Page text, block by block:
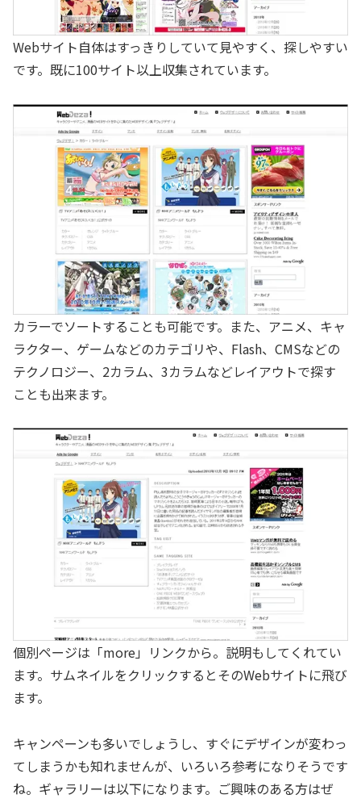
Webサイト自体はすっきりしていて見やすく、探しやすい
です。既に100サイト以上収集されています。
カラーでソートすることも可能です。また、アニメ、キャ
ラクター、ゲームなどのカテゴリや、Flash、CMSなどの
テクノロジー、2カラム、3カラムなどレイアウトで探す
ことも出来ます。
個別ページは「more」リンクから。説明もしてくれてい
ます。サムネイルをクリックするとそのWebサイトに飛び
ます。
キャンペーンも多いでしょうし、すぐにデザインが変わっ
てしまうかも知れませんが、いろいろ参考になりそうです
ね。ギャラリーは以下になります。ご興味のある方はぜ